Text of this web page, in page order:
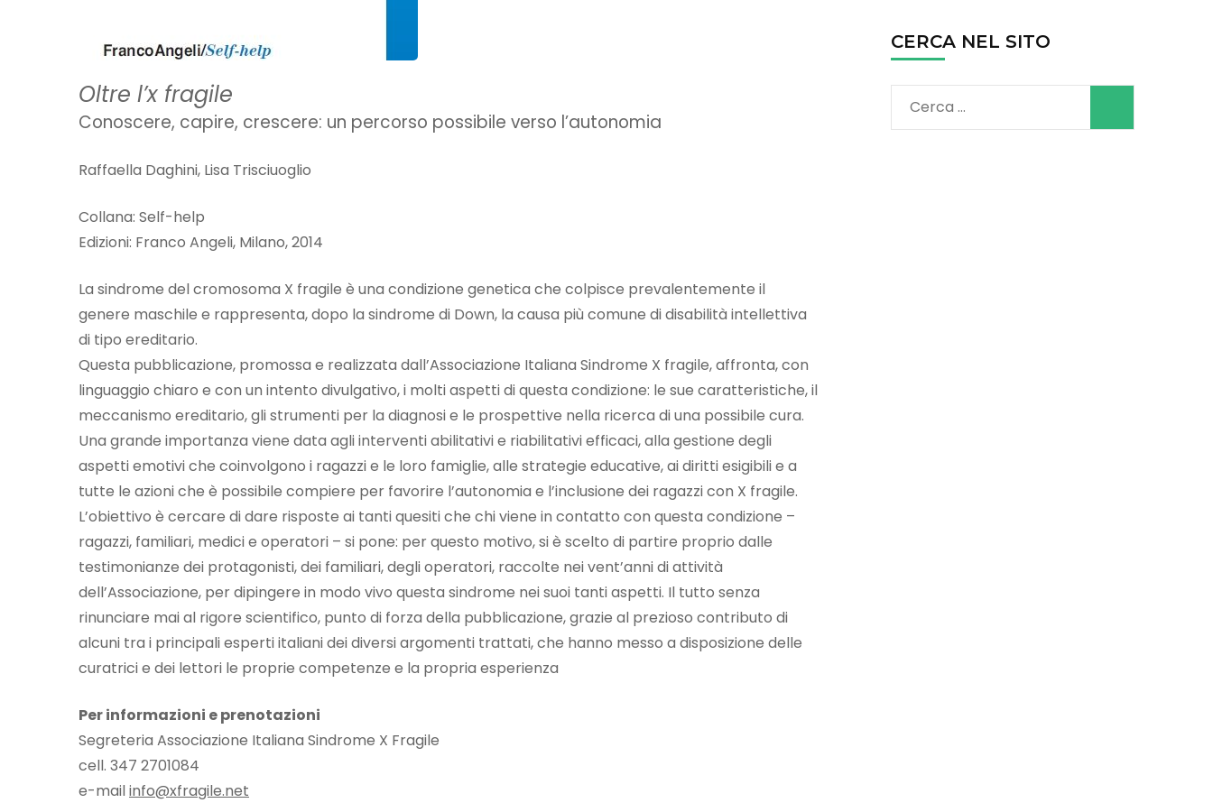
Oltre l’x fragile
Conoscere, capire, crescere: un percorso possibile verso l’autonomia
Raffaella Daghini, Lisa Trisciuoglio
Collana: Self-help
Edizioni: Franco Angeli, Milano, 2014
La sindrome del cromosoma X fragile è una condizione genetica che colpisce prevalentemente il
genere maschile e rappresenta, dopo la sindrome di Down, la causa più comune di disabilità intellettiva
di tipo ereditario.
Questa pubblicazione, promossa e realizzata dall’Associazione Italiana Sindrome X fragile, affronta, con
linguaggio chiaro e con un intento divulgativo, i molti aspetti di questa condizione: le sue caratteristiche, il
meccanismo ereditario, gli strumenti per la diagnosi e le prospettive nella ricerca di una possibile cura.
Una grande importanza viene data agli interventi abilitativi e riabilitativi efficaci, alla gestione degli
aspetti emotivi che coinvolgono i ragazzi e le loro famiglie, alle strategie educative, ai diritti esigibili e a
tutte le azioni che è possibile compiere per favorire l’autonomia e l’inclusione dei ragazzi con X fragile.
L’obiettivo è cercare di dare risposte ai tanti quesiti che chi viene in contatto con questa condizione –
ragazzi, familiari, medici e operatori – si pone: per questo motivo, si è scelto di partire proprio dalle
testimonianze dei protagonisti, dei familiari, degli operatori, raccolte nei vent’anni di attività
dell’Associazione, per dipingere in modo vivo questa sindrome nei suoi tanti aspetti. Il tutto senza
rinunciare mai al rigore scientifico, punto di forza della pubblicazione, grazie al prezioso contributo di
alcuni tra i principali esperti italiani dei diversi argomenti trattati, che hanno messo a disposizione delle
curatrici e dei lettori le proprie competenze e la propria esperienza
Per informazioni e prenotazioni
Segreteria Associazione Italiana Sindrome X Fragile
cell. 347 2701084
e-mailinfo@xfragile.net
CERCA NEL SITO
Ricerca
per: